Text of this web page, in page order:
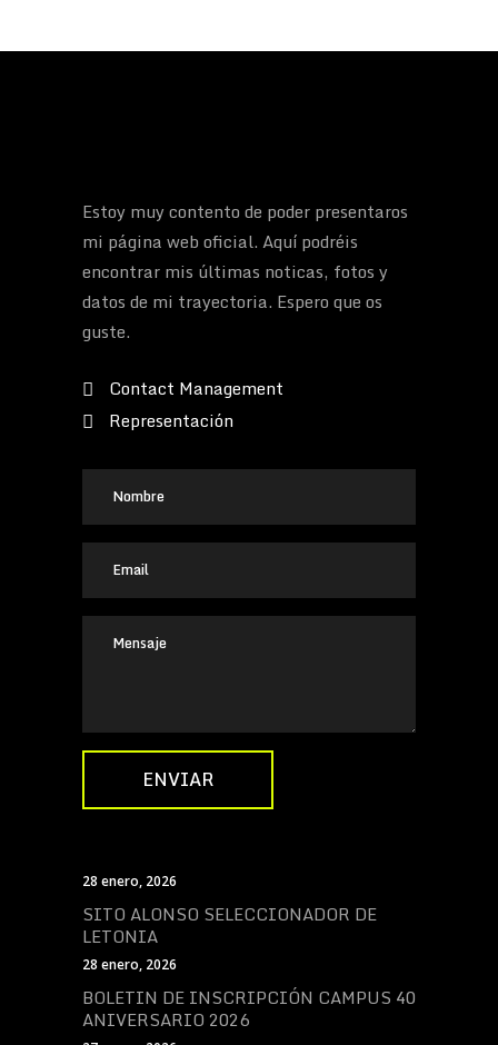
Estoy muy contento de poder presentaros
mi página web oficial. Aquí podréis
encontrar mis últimas noticas, fotos y
datos de mi trayectoria. Espero que os
guste.
Contact Management
Representación
28 enero, 2026
SITO ALONSO SELECCIONADOR DE
LETONIA
28 enero, 2026
BOLETIN DE INSCRIPCIÓN CAMPUS 40
ANIVERSARIO 2026